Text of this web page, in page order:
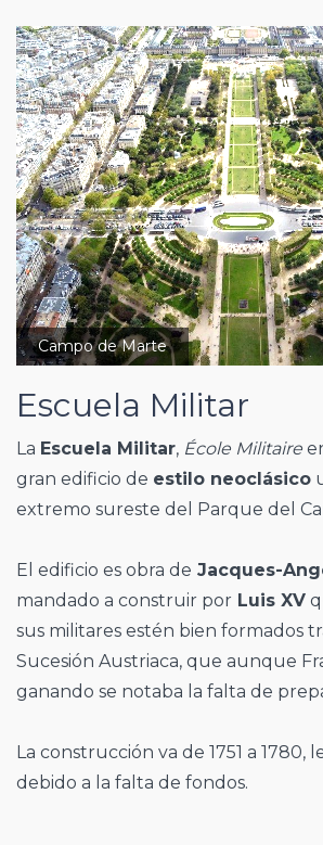
Campo de Marte
Escuela Militar
La Escuela Militar, École Militaire
gran edificio de estilo neoclásico
extremo sureste del Parque del
El edificio es obra de Jacques-
mandado a construir por Luis XV
sus militares estén bien formados
Sucesión Austriaca, que aunque
ganando se notaba la falta de
La construcción va de 1751 a 1780,
debido a la falta de fondos.